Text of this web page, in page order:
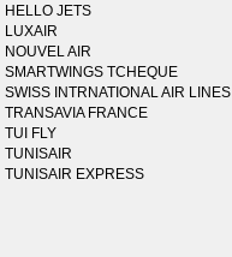
HELLO JETS
LUXAIR
NOUVEL AIR
SMARTWINGS TCHEQUE
SWISS INTRNATIONAL AIR LINES
TRANSAVIA FRANCE
TUI FLY
TUNISAIR
TUNISAIR EXPRESS